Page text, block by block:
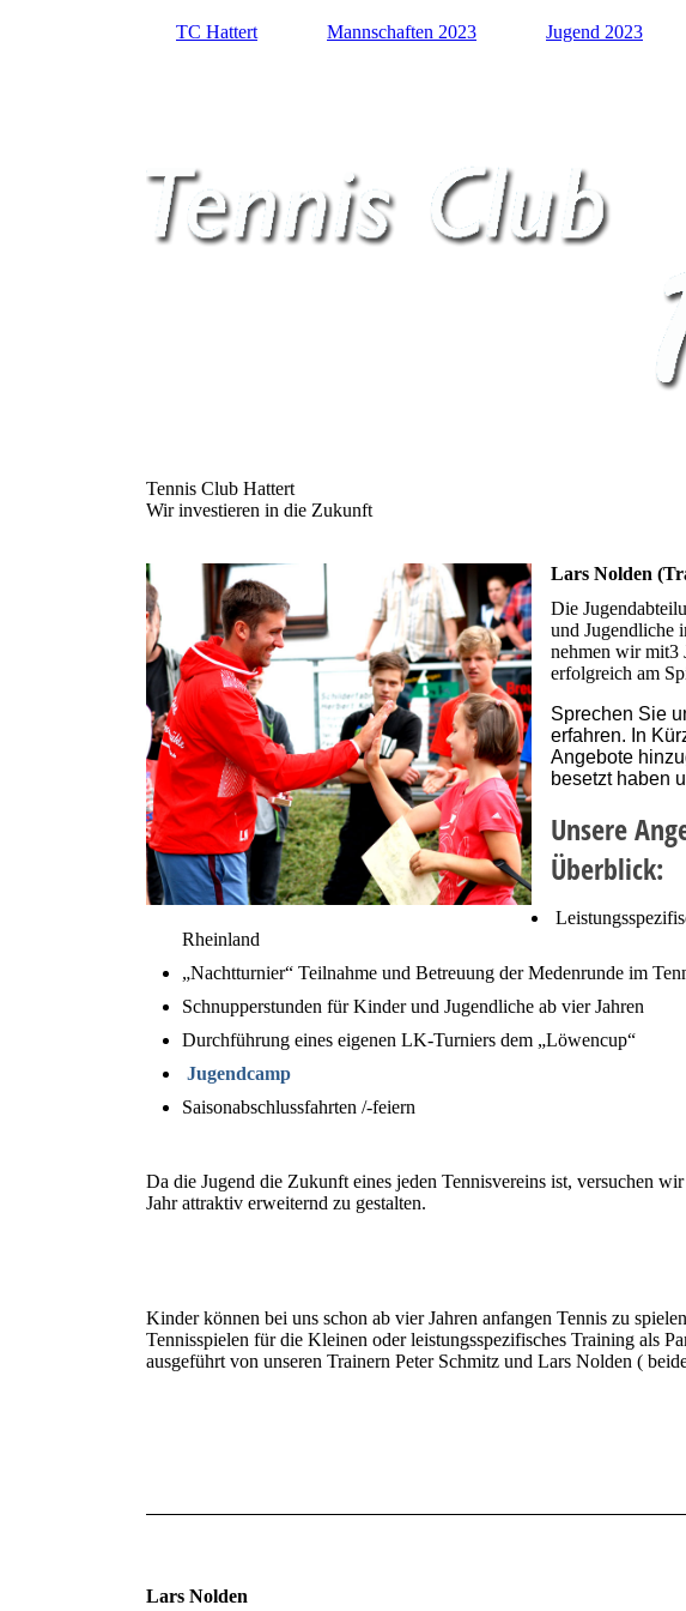
TC Hattert Mannschaften 2023 Jugend 2023
Tennis Club Hattert
Wir investieren in die Zukunft
Lars Nolden
Die
und Jugendliche
nehmen wir mit3
erfolgreich am
Sprechen Sie
erfahren. In
Angebote
besetzt haben
Unsere
Überblick:
Rheinland
„Nachtturnier“ Teilnahme und Betreuung der Medenrunde im
Schnupperstunden für Kinder und Jugendliche ab vier Jahren
Durchführung eines eigenen LK-Turniers dem „Löwencup“
Jugendcamp
Saisonabschlussfahrten /-feiern
Da die Jugend die Zukunft eines jeden Tennisvereins ist, versuchen
Jahr attraktiv erweiternd zu gestalten.
Kinder können bei uns schon ab vier Jahren anfangen Tennis zu
Tennisspielen für die Kleinen oder leistungsspezifisches Training als
ausgeführt von unseren Trainern Peter Schmitz und Lars Nolden (
Lars Nolden